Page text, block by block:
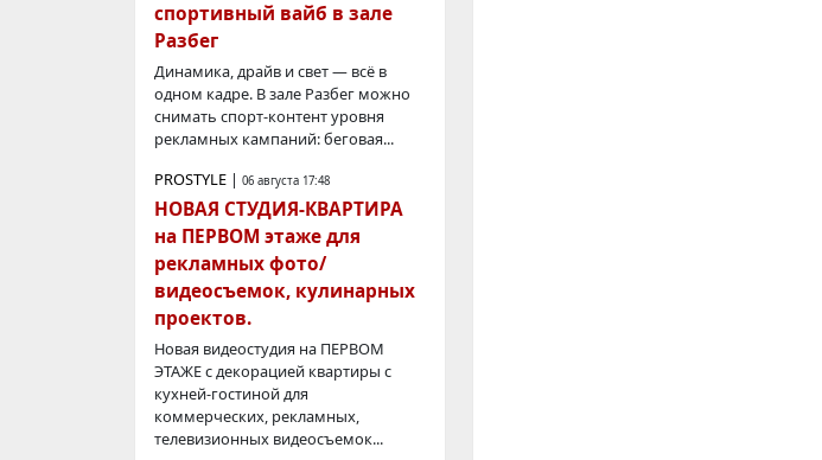
спортивный вайб в зале
Разбег
Динамика, драйв и свет — всё в
одном кадре. В зале Разбег можно
снимать спорт-контент уровня
рекламных кампаний: беговая...
PROSTYLE | 06 августа 17:48
НОВАЯ СТУДИЯ-КВАРТИРА
на ПЕРВОМ этаже для
рекламных фото/
видеосъемок, кулинарных
проектов.
Новая видеостудия на ПЕРВОМ
ЭТАЖЕ с декорацией квартиры с
кухней-гостиной для
коммерческих, рекламных,
телевизионных видеосъемок...